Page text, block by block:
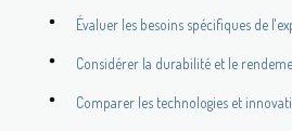
Évaluer les besoins spécifiques de
Considérer la durabilité et le
Comparer les technologies et